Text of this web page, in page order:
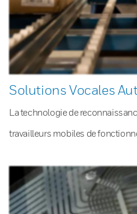
Solutions Vocales
La technologie de
travailleurs mobiles de